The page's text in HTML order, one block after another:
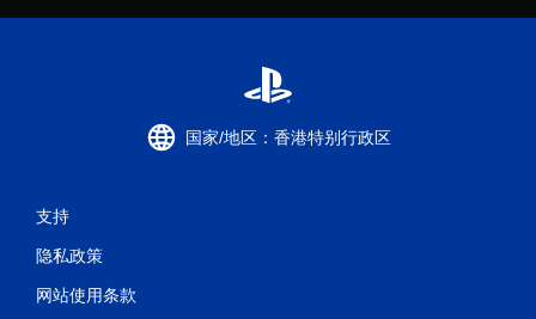
国家/地区：香港特别行政区
支持
隐私政策
网站使用条款